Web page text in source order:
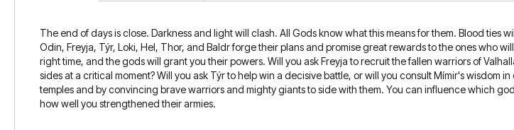
The end of days is close. Darkness and light will clash. All Gods know what this means for them. Blood
Odin, Freyja, Týr, Loki, Hel, Thor, and Baldr forge their plans and promise great rewards to the ones who
right time, and the gods will grant you their powers. Will you ask Freyja to recruit the fallen warriors of
sides at a critical moment? Will you ask Týr to help win a decisive battle, or will you consult Mímir's
temples and by convincing brave warriors and mighty giants to side with them. You can influence which
how well you strengthened their armies.